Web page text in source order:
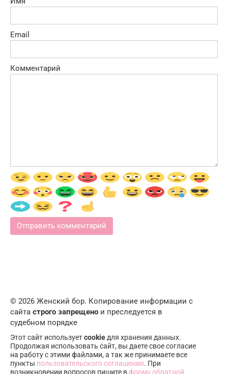
Email
Комментарий
© 2026 Женский бор. Копирование информации с
сайта строго запрещено и преследуется в
судебном порядке
Этот сайт используетcookie для хранения данных.
Продолжая использовать сайт, вы даете свое согласие
на работу с этими файлами, а так же принимаете все
пункты пользовательского соглашения. При
возникновении вопросов пишите вформу обратной